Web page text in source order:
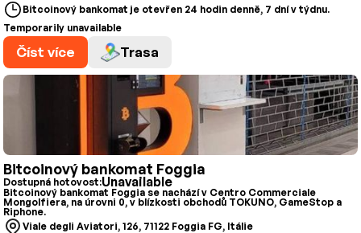
Bitcoinový bankomat je otevřen 24 hodin denně, 7 dní v týdnu.
Temporarily unavailable
Číst více Trasa
Bitcoinový bankomat Foggia
Dostupná hotovost:Unavailable
Bitcoinový bankomat Foggia se nachází v Centro Commerciale
Mongolfiera, na úrovni 0, v blízkosti obchodů TOKUNO, GameStop a
Riphone.
Viale degli Aviatori, 126, 71122 Foggia FG, Itálie